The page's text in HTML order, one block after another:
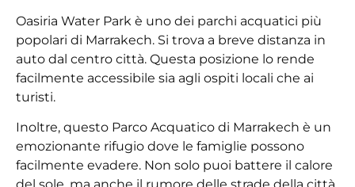
Oasiria Water Park è uno dei parchi acquatici più
popolari di Marrakech. Si trova a breve distanza in
auto dal centro città. Questa posizione lo rende
facilmente accessibile sia agli ospiti locali che ai
turisti.
Inoltre, questo Parco Acquatico di Marrakech è un
emozionante rifugio dove le famiglie possono
facilmente evadere. Non solo puoi battere il calore